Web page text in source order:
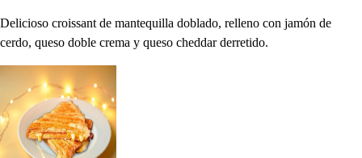
Delicioso croissant de mantequilla doblado, relleno con jamón de
cerdo, queso doble crema y queso cheddar derretido.